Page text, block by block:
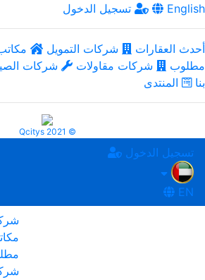
تسجيل الدخول
English
أحدث العقارات شركات التمويل
مطلوب
شركات مقاولات شركات
بنا
المنتدى
Qcitys 2021 ©
تسجيل الدخول
EN